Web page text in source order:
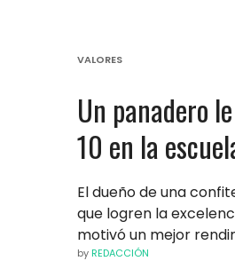
VALORES
Un panadero
10 en la
El dueño de una
que logren la
motivó un mejor
by REDACCIÓN